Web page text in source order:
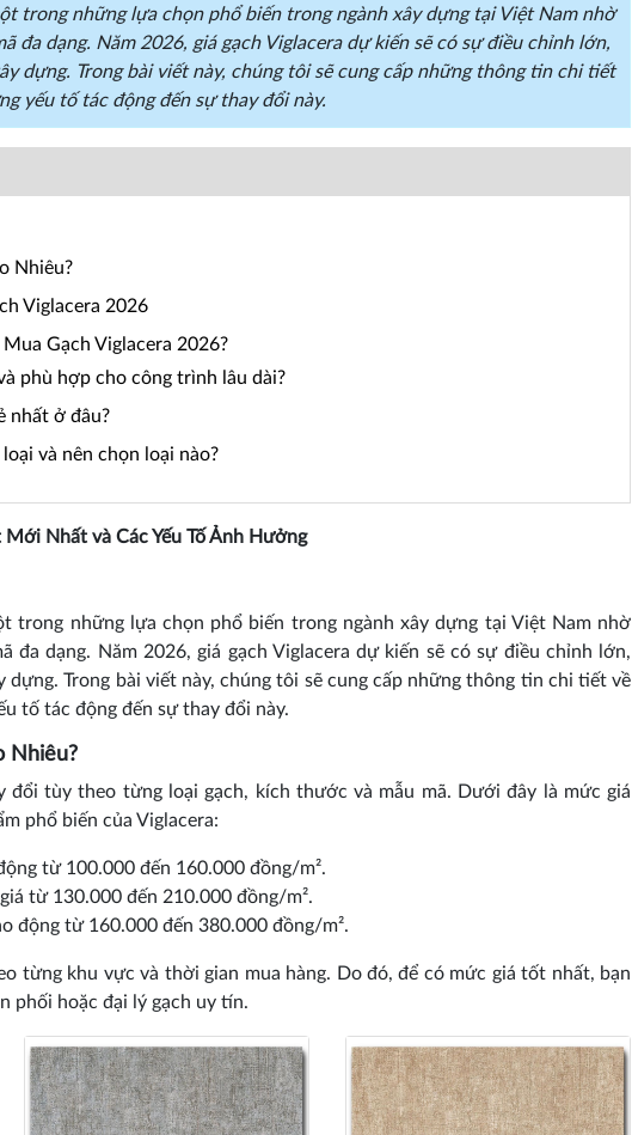
trong những lựa chọn phổ biến trong ngành xây dựng tại Việt Nam nhờ
đa dạng. Năm 2026, giá gạch Viglacera dự kiến sẽ có sự điều chỉnh lớn,
dựng. Trong bài viết này, chúng tôi sẽ cung cấp những thông tin chi tiết
yếu tố tác động đến sự thay đổi này.
Nhiêu?
Viglacera 2026
Gạch Viglacera 2026?
phù hợp cho công trình lâu dài?
nhất ở đâu?
và nên chọn loại nào?
Nhất và Các Yếu Tố Ảnh Hưởng
trong những lựa chọn phổ biến trong ngành xây dựng tại Việt Nam nhờ
đa dạng. Năm 2026, giá gạch Viglacera dự kiến sẽ có sự điều chỉnh lớn,
Trong bài viết này, chúng tôi sẽ cung cấp những thông tin chi tiết về
tố tác động đến sự thay đổi này.
Nhiêu?
đổi tùy theo từng loại gạch, kích thước và mẫu mã. Dưới đây là mức giá
phổ biến của Viglacera:
từ 100.000 đến 160.000 đồng/m².
từ 130.000 đến 210.000 đồng/m².
động từ 160.000 đến 380.000 đồng/m².
từng khu vực và thời gian mua hàng. Do đó, để có mức giá tốt nhất, bạn
phối hoặc đại lý gạch uy tín.